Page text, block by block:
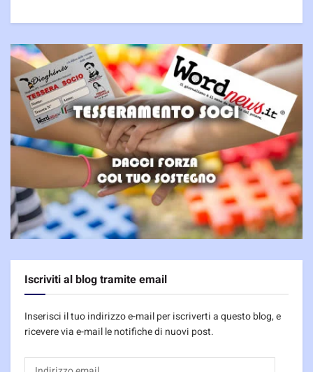
Iscriviti al blog tramite email
Inserisci il tuo indirizzo e-mail per iscriverti a questo blog, e
ricevere via e-mail le notifiche di nuovi post.
Indirizzo